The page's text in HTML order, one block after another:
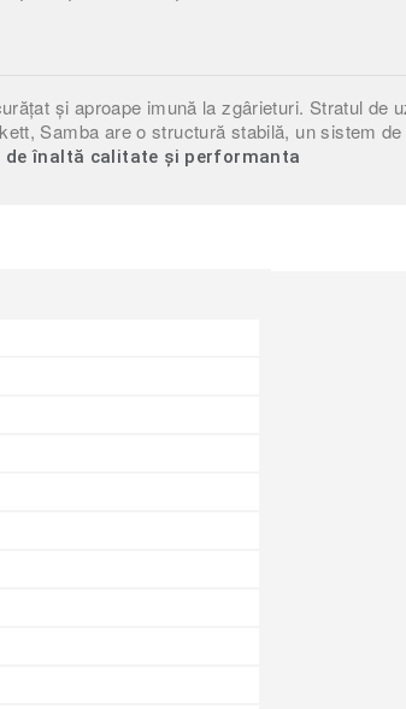
și aproape imună la zgârieturi. Stratul de
Samba are o structură stabilă, un sistem de
de înaltă calitate și performanta